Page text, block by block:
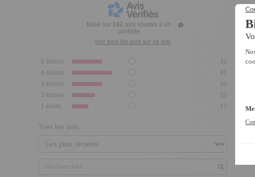
Basé sur 142 avis soumis à un
contrôle
Voir tous les avis sur ce site
5 étoiles
31
4 étoiles
41
3 étoiles
30
2 étoiles
23
1 étoile 17
Trier les avis